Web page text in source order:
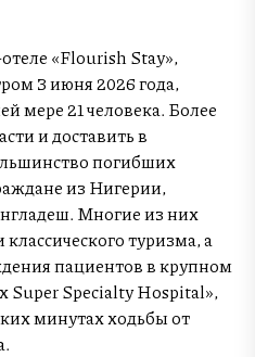
«Flourish Stay»,
3 июня 2026 года,
мере 21 человека. Более
и доставить в
погибших
из Нигерии,
Многие из них
туризма, а
пациентов в крупном
Super Specialty Hospital»,
минутах ходьбы от